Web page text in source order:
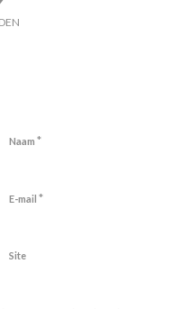
Naam*
E-mail*
Site